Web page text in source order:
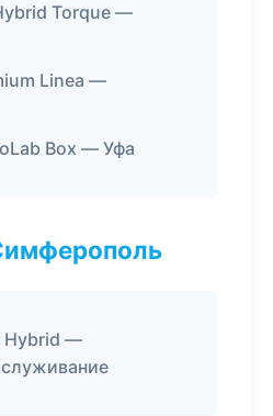
Torque —
Linea —
Box — Уфа
Hybrid —